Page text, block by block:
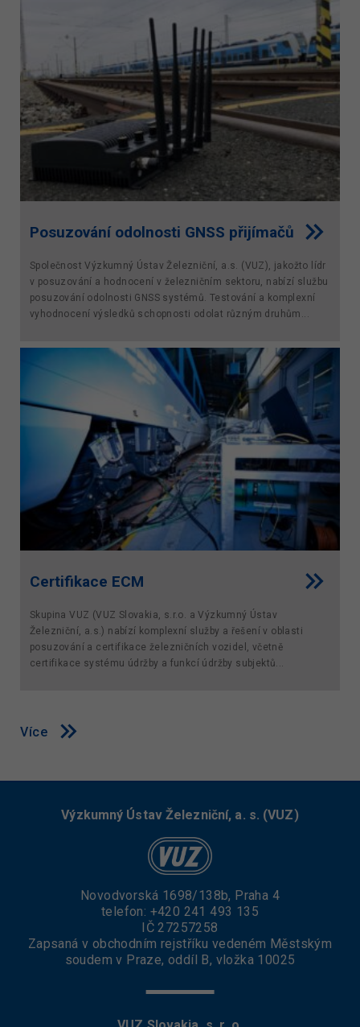
Posuzování odolnosti GNSS přijímačů
Společnost Výzkumný Ústav Železniční, a.s. (VUZ), jakožto lídr
v posuzo­vání a hodnocení v železničním sektoru, nabízí službu
posuzování odol­nosti GNSS systémů. Testování a komplexní
vyhodnocení výsledků schopnosti odolat různým druhům...
Certifikace ECM
Skupina VUZ (VUZ Slovakia, s.r.o. a Výzkumný Ústav
Železniční, a.s.) nabízí komplexní služby a řešení v oblasti
posuzování a certifikace železničních vozidel, včetně
certifikace systému údržby a funkcí údržby subjektů...
Více
Výzkumný Ústav Železniční, a. s. (VUZ)
Novodvorská 1698/138b, Praha 4
telefon: +420 241 493 135
IČ 27257258
Zapsaná v obchodním rejstříku vedeném Městským
soudem v Praze, oddíl B, vložka 10025